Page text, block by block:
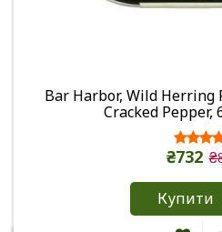
Bar Harbor, Wild Herring
Cracked Pepper,
₴732
Купити